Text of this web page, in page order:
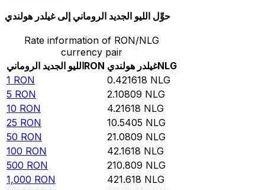
حوِّل الليو الجديد الروماني إلى غيلدر هولندي
Rate information of RON/NLG
currency pair
الليو الجديد الرومانيRON غيلدر هولنديNLG
1 RON 0.421618 NLG
5 RON 2.10809 NLG
10 RON 4.21618 NLG
25 RON 10.5405 NLG
50 RON 21.0809 NLG
100 RON 42.1618 NLG
500 RON 210.809 NLG
1,000 RON 421.618 NLG